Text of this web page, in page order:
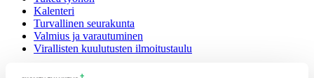
Kalenteri
Turvallinen seurakunta
Valmius ja varautuminen
Virallisten kuulutusten ilmoitustaulu